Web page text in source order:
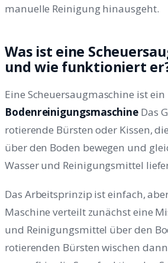
manuelle Reinigung hinausgeht.
Was ist eine
und wie funktioniert
Eine Scheuersaugmaschine ist ein
Bodenreinigungsmaschine Das
rotierende Bürsten oder Kissen,
über den Boden bewegen und
Wasser und Reinigungsmittel
Das Arbeitsprinzip ist einfach,
Maschine verteilt zunächst eine
und Reinigungsmittel über den
rotierenden Bürsten wischen